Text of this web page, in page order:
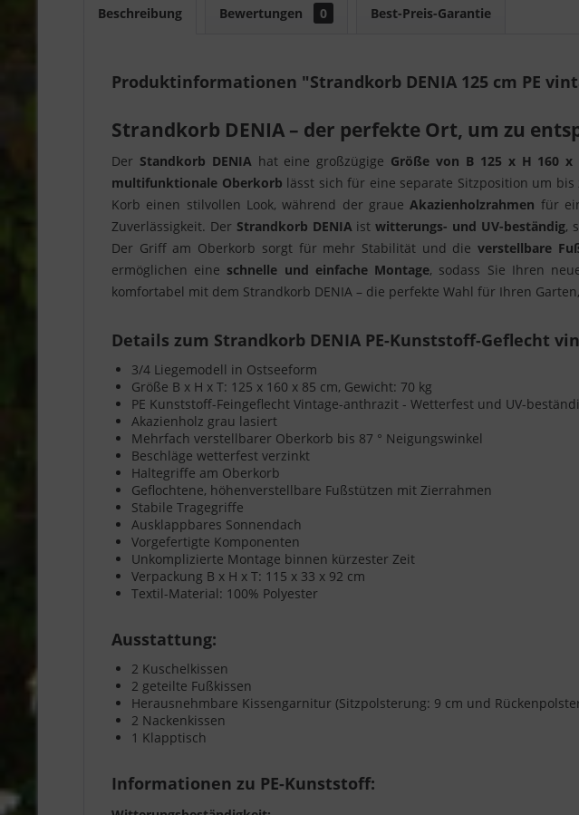
Beschreibung Bewertungen 0 Best-Preis-Garantie
Produktinformationen "Strandkorb DENIA 125 cm PE
Strandkorb DENIA – der perfekte Ort, um zu
Der Standkorb DENIA hat eine großzügige Größe von B 125 x H 160 x
multifunktionale Oberkorb lässt sich für eine separate Sitzposition um bis
Korb einen stilvollen Look, während der graueAkazienholzrahmen für
Zuverlässigkeit. Der Strandkorb DENIA ist witterungs- und UV-beständig,
Der Griff am Oberkorb sorgt für mehr Stabilität und die verstellbare
ermöglichen eine schnelle und einfache Montage, sodass Sie Ihren
komfortabel mit dem Strandkorb DENIA – die perfekte Wahl für Ihren
Details zum Strandkorb DENIA PE-Kunststoff-Geflecht
3/4 Liegemodell in Ostseeform
Größe B x H x T: 125 x 160 x 85 cm, Gewicht: 70 kg
PE Kunststoff-Feingeflecht Vintage-anthrazit - Wetterfest und UV-
Akazienholz grau lasiert
Mehrfach verstellbarer Oberkorb bis 87 ° Neigungswinkel
Beschläge wetterfest verzinkt
Haltegriffe am Oberkorb
Geflochtene, höhenverstellbare Fußstützen mit Zierrahmen
Stabile Tragegriffe
Ausklappbares Sonnendach
Vorgefertigte Komponenten
Unkomplizierte Montage binnen kürzester Zeit
Verpackung B x H x T: 115 x 33 x 92 cm
Textil-Material: 100% Polyester
Ausstattung:
2 Kuschelkissen
2 geteilte Fußkissen
Herausnehmbare Kissengarnitur (Sitzpolsterung: 9 cm und
2 Nackenkissen
1 Klapptisch
Informationen zu PE-Kunststoff: